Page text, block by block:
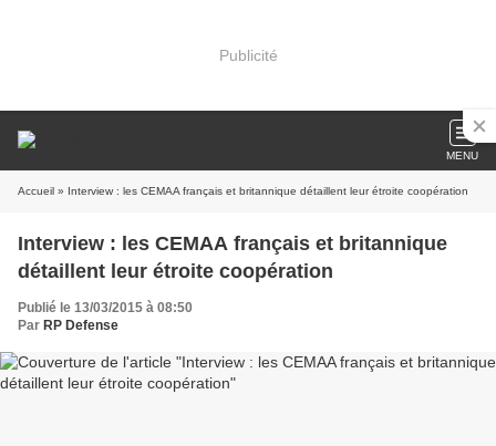
Publicité
MENU
Accueil » Interview : les CEMAA français et britannique détaillent leur étroite coopération
Interview : les CEMAA français et britannique
détaillent leur étroite coopération
Publié le 13/03/2015 à 08:50
Par RP Defense